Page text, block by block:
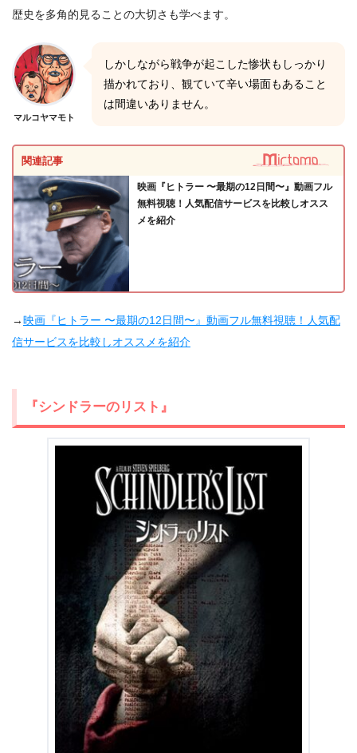
歴史を多角的見ることの大切さも学べます。
マルコヤマモト
しかしながら戦争が起こした惨状もしっかり
描かれており、観ていて辛い場面もあること
は間違いありません。
関連記事
映画『ヒトラー 〜最期の12日間〜』動画フル
無料視聴！人気配信サービスを比較しオスス
メを紹介
→映画『ヒトラー 〜最期の12日間〜』動画フル無料視聴！人気配
信サービスを比較しオススメを紹介
『シンドラーのリスト』